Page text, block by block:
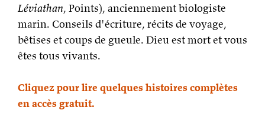
Léviathan, Points), anciennement biologiste
marin. Conseils d'écriture, récits de voyage,
bêtises et coups de gueule. Dieu est mort et vous
êtes tous vivants.
Cliquez pour lire quelques histoires complètes
en accès gratuit.